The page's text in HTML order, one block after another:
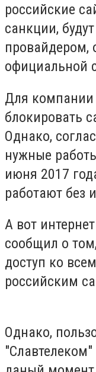
российские
санкции,
провайдером,
официальной
Для компании
блокировать
Однако,
нужные
июня 2017
работают без
А вот
сообщил о
доступ ко
российским
Однако,